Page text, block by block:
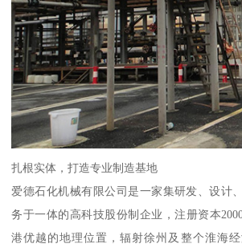
扎根实体，打造专业制造基地
爱德石化机械有限公司是一家集研发、设计
务于一体的高科技股份制企业，注册资本
港优越的地理位置，辐射徐州及整个淮海